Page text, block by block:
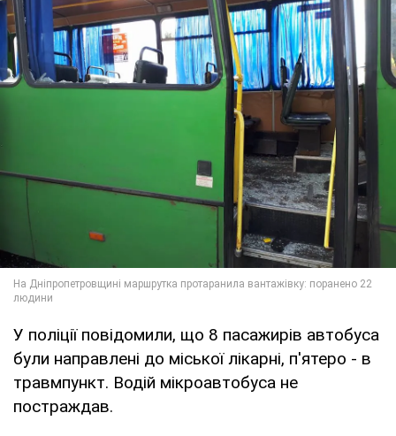
У поліції повідомили, що 8 пасажирів автобуса
були направлені до міської лікарні, п'ятеро - в
травмпункт. Водій мікроавтобуса не
постраждав.